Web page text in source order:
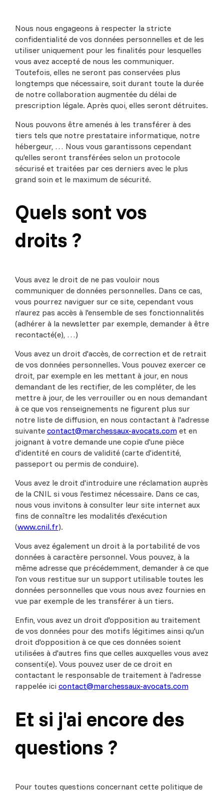
Nous nous engageons à respecter la stricte
confidentialité de vos données personnelles et de les
utiliser uniquement pour les finalités pour lesquelles
vous avez accepté de nous les communiquer.
Toutefois, elles ne seront pas conservées plus
longtemps que nécessaire, soit durant toute la durée
de notre collaboration augmentée du délai de
prescription légale. Après quoi, elles seront détruites.
Nous pouvons être amenés à les transférer à des
tiers tels que notre prestataire informatique, notre
hébergeur, … Nous vous garantissons cependant
qu'elles seront transférées selon un protocole
sécurisé et traitées par ces derniers avec le plus
grand soin et le maximum de sécurité.
Quels sont vos
droits ?
Vous avez le droit de ne pas vouloir nous
communiquer de données personnelles. Dans ce cas,
vous pourrez naviguer sur ce site, cependant vous
n'aurez pas accès à l'ensemble de ses fonctionnalités
(adhérer à la newsletter par exemple, demander à être
recontacté(e), …)
Vous avez un droit d'accès, de correction et de retrait
de vos données personnelles. Vous pouvez exercer ce
droit, par exemple en les mettant à jour, en nous
demandant de les rectifier, de les compléter, de les
mettre à jour, de les verrouiller ou en nous demandant
à ce que vos renseignements ne figurent plus sur
notre liste de diffusion, en nous contactant à l'adresse
suivante contact@marchessaux-avocats.comet en
joignant à votre demande une copie d'une pièce
d'identité en cours de validité (carte d'identité,
passeport ou permis de conduire).
Vous avez le droit d'introduire une réclamation auprès
de la CNIL si vous l'estimez nécessaire. Dans ce cas,
nous vous invitons à consulter leur site internet aux
fins de connaître les modalités d'exécution
(www.cnil.fr).
Vous avez également un droit à la portabilité de vos
données à caractère personnel. Vous pouvez, à la
même adresse que précédemment, demander à ce que
l'on vous restitue sur un support utilisable toutes les
données personnelles que vous nous avez fournies en
vue par exemple de les transférer à un tiers.
Enfin, vous avez un droit d'opposition au traitement
de vos données pour des motifs légitimes ainsi qu'un
droit d'opposition à ce que ces données soient
utilisées à d'autres fins que celles auxquelles vous avez
consenti(e). Vous pouvez user de ce droit en
contactant le responsable de traitement à l'adresse
rappelée ici contact@marchessaux-avocats.com
Et si j'ai encore des
questions ?
Pour toutes questions concernant cette politique de